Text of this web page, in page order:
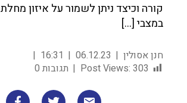
קורה וכיצד ניתן לשמור על איזון
במצבי […]
חנן אסולין 06.12.23
16:31
Post Views: 303 תגובות 0